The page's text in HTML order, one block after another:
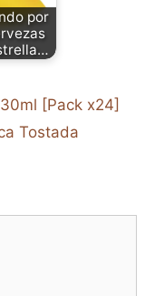
por
[Pack x24]
Tostada